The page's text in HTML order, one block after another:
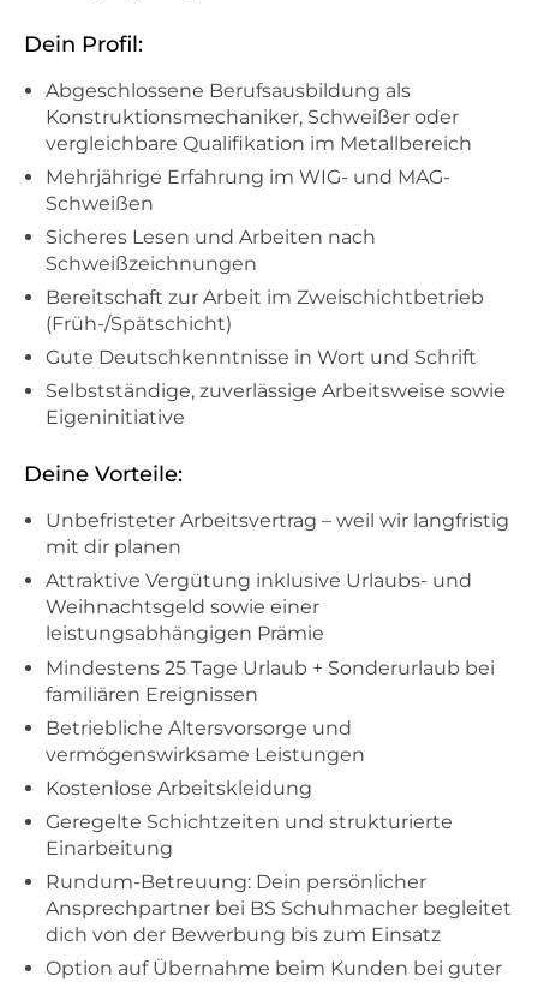
Dein Profil:
Abgeschlossene Berufsausbildung als
Konstruktionsmechaniker, Schweißer oder
vergleichbare Qualifikation im Metallbereich
Mehrjährige Erfahrung im WIG- und MAG-
Schweißen
Sicheres Lesen und Arbeiten nach
Schweißzeichnungen
Bereitschaft zur Arbeit im Zweischichtbetrieb
(Früh-/Spätschicht)
Gute Deutschkenntnisse in Wort und Schrift
Selbstständige, zuverlässige Arbeitsweise sowie
Eigeninitiative
Deine Vorteile:
Unbefristeter Arbeitsvertrag – weil wir langfristig
mit dir planen
Attraktive Vergütung inklusive Urlaubs- und
Weihnachtsgeld sowie einer
leistungsabhängigen Prämie
Mindestens 25 Tage Urlaub + Sonderurlaub bei
familiären Ereignissen
Betriebliche Altersvorsorge und
vermögenswirksame Leistungen
Kostenlose Arbeitskleidung
Geregelte Schichtzeiten und strukturierte
Einarbeitung
Rundum-Betreuung: Dein persönlicher
Ansprechpartner bei BS Schuhmacher begleitet
dich von der Bewerbung bis zum Einsatz
Option auf Übernahme beim Kunden bei guter